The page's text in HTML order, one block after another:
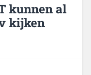
kunnen al
kijken